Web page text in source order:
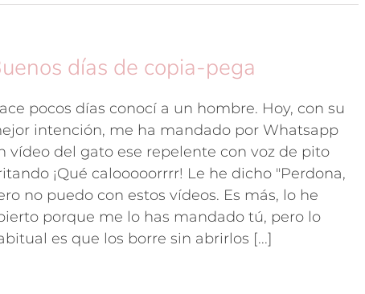
días de copia-pega
pocos días conocí a un hombre. Hoy, con su
intención, me ha mandado por Whatsapp
vídeo del gato ese repelente con voz de pito
¡Qué calooooorrrr! Le he dicho "Perdona,
no puedo con estos vídeos. Es más, lo he
porque me lo has mandado tú, pero lo
es que los borre sin abrirlos [...]